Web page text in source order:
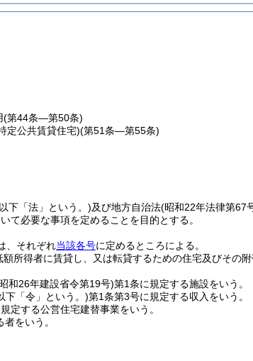
(第44条―第50条)
定公共賃貸住宅)(第51条―第55条)
下「法」という。)及び地方自治法(昭和22年法律第67
て必要な事項を定めることを目的とする。
、それぞれ当該各号に定めるところによる。
所得者に賃貸し、又は転貸するための住宅及びその
和26年建設省令第19号)第1条に規定する施設をいう。
下「令」という。)第1条第3号に規定する収入をいう。
する公営住宅建替事業をいう。
をいう。